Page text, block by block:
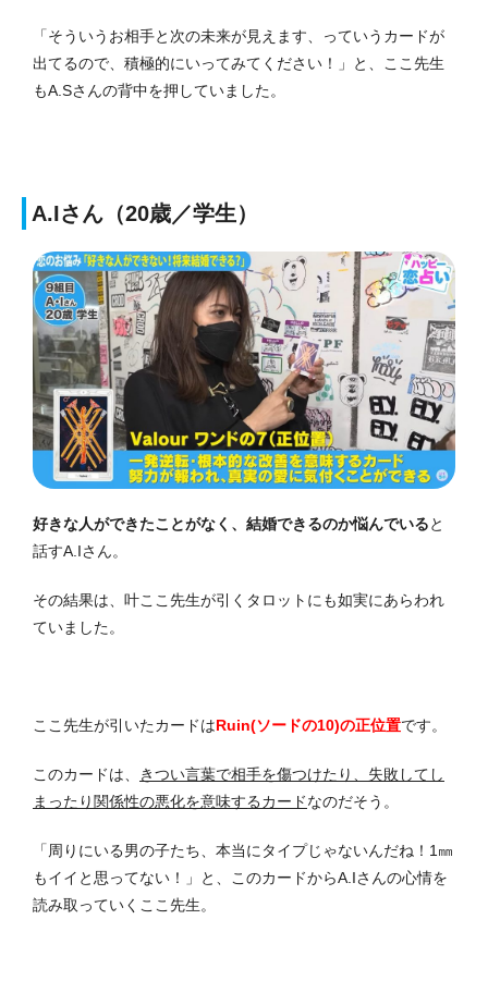
「そういうお相手と次の未来が見えます、っていうカードが
出てるので、積極的にいってみてください！」と、ここ先生
もA.Sさんの背中を押していました。
A.Iさん（20歳／学生）
好きな人ができたことがなく、結婚できるのか悩んでいると
話すA.Iさん。
その結果は、叶ここ先生が引くタロットにも如実にあらわれ
ていました。
ここ先生が引いたカードはRuin(ソードの10)の正位置です。
このカードは、
きつい言葉で相手を傷つけたり、失敗してし
まったり関係性の悪化を意味するカードなのだそう。
「周りにいる男の子たち、本当にタイプじゃないんだね！1㎜
もイイと思ってない！」と、このカードからA.Iさんの心情を
読み取っていくここ先生。